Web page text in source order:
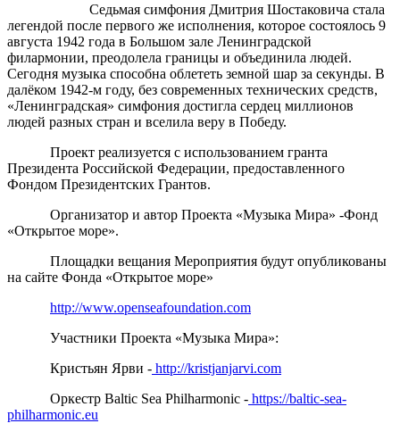
Седьмая симфония Дмитрия Шостаковича стала
легендой после первого же исполнения, которое состоялось 9
августа 1942 года в Большом зале Ленинградской
филармонии, преодолела границы и объединила людей.
Сегодня музыка способна облететь земной шар за секунды. В
далёком 1942-м году, без современных технических средств,
«Ленинградская» симфония достигла сердец миллионов
людей разных стран и вселила веру в Победу.
Проект реализуется с использованием гранта
Президента Российской Федерации, предоставленного
Фондом Президентских Грантов.
Организатор и автор Проекта «Музыка Мира» -Фонд
«Открытое море».
Площадки вещания Мероприятия будут опубликованы
на сайте Фонда «Открытое море»
http://www.openseafoundation.com
Участники Проекта «Музыка Мира»:
Кристьян Ярви - http://kristjanjarvi.com
Оркестр Baltic Sea Philharmonic - https://baltic-sea-
philharmonic.eu